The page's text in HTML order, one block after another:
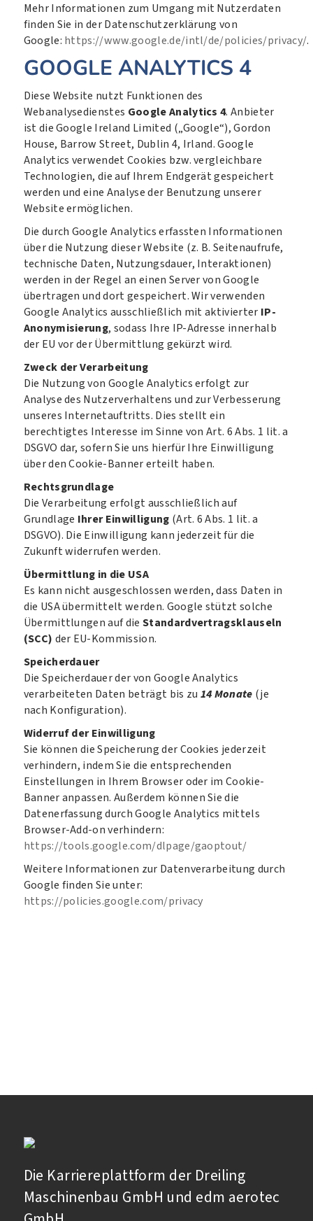
Mehr Informationen zum Umgang mit Nutzerdaten
finden Sie in der Datenschutzerklärung von
Google: https://www.google.de/intl/de/policies/privacy/.
GOOGLE ANALYTICS 4
Diese Website nutzt Funktionen des
Webanalysedienstes Google Analytics 4. Anbieter
ist die Google Ireland Limited („Google“), Gordon
House, Barrow Street, Dublin 4, Irland. Google
Analytics verwendet Cookies bzw. vergleichbare
Technologien, die auf Ihrem Endgerät gespeichert
werden und eine Analyse der Benutzung unserer
Website ermöglichen.
Die durch Google Analytics erfassten Informationen
über die Nutzung dieser Website (z. B. Seitenaufrufe,
technische Daten, Nutzungsdauer, Interaktionen)
werden in der Regel an einen Server von Google
übertragen und dort gespeichert. Wir verwenden
Google Analytics ausschließlich mit aktivierter IP-
Anonymisierung, sodass Ihre IP-Adresse innerhalb
der EU vor der Übermittlung gekürzt wird.
Zweck der Verarbeitung
Die Nutzung von Google Analytics erfolgt zur
Analyse des Nutzerverhaltens und zur Verbesserung
unseres Internetauftritts. Dies stellt ein
berechtigtes Interesse im Sinne von Art. 6 Abs. 1 lit. a
DSGVO dar, sofern Sie uns hierfür Ihre Einwilligung
über den Cookie-Banner erteilt haben.
Rechtsgrundlage
Die Verarbeitung erfolgt ausschließlich auf
Grundlage Ihrer Einwilligung (Art. 6 Abs. 1 lit. a
DSGVO). Die Einwilligung kann jederzeit für die
Zukunft widerrufen werden.
Übermittlung in die USA
Es kann nicht ausgeschlossen werden, dass Daten in
die USA übermittelt werden. Google stützt solche
Übermittlungen auf die Standardvertragsklauseln
(SCC) der EU-Kommission.
Speicherdauer
Die Speicherdauer der von Google Analytics
verarbeiteten Daten beträgt bis zu 14 Monate (je
nach Konfiguration).
Widerruf der Einwilligung
Sie können die Speicherung der Cookies jederzeit
verhindern, indem Sie die entsprechenden
Einstellungen in Ihrem Browser oder im Cookie-
Banner anpassen. Außerdem können Sie die
Datenerfassung durch Google Analytics mittels
Browser-Add-on verhindern:
https://tools.google.com/dlpage/gaoptout/
Weitere Informationen zur Datenverarbeitung durch
Google finden Sie unter:
https://policies.google.com/privacy
Die Karriereplattform der Dreiling
Maschinenbau GmbH und edm aerotec